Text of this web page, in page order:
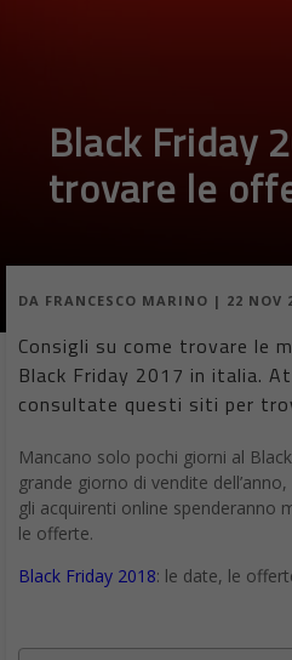
Black Friday
trovare le
DA FRANCESCO MARINO | 22 NOV
Consigli su come trovare le
Black Friday 2017 in italia.
consultate questi siti per
Mancano solo pochi giorni al
grande giorno di vendite
gli acquirenti online spenderanno
le offerte.
Black Friday 2018: le date, le